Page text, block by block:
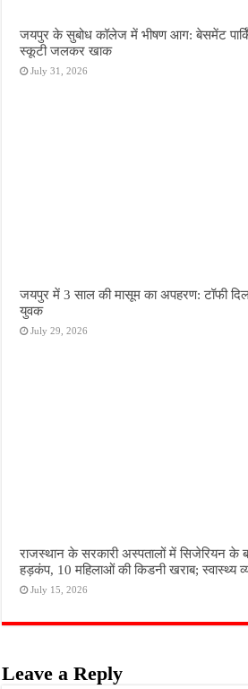
जयपुर के सुबोध कॉलेज में भीषण आग: बेसमेंट
स्कूटी जलकर खाक
July 31, 2026
जयपुर में 3 साल की मासूम का अपहरण: टॉफी
युवक
July 29, 2026
राजस्थान के सरकारी अस्पतालों में सिजेरियन के
हड़कंप, 10 महिलाओं की किडनी खराब; स्वास्थ्य
July 15, 2026
Leave a Reply